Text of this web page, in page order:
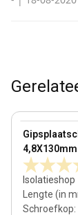
Isolatieshop
Lengte (in
Schroefkop:
View